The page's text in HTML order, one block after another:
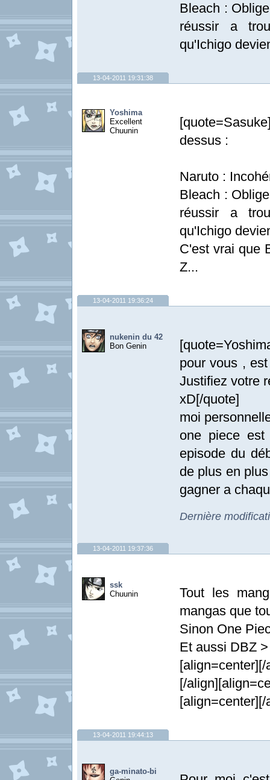
Bleach :
réussir a
qu'Ichigo
13-04-2011 19:31:38
Yoshima
Excellent
Chuunin
dessus :
Naruto :
Bleach :
réussir a
qu'Ichigo
C'est vrai que
Z...
13-04-2011 19:36:24
nukenin du 42
Bon Genin
pour vous ,
Justifiez votre
xD[/quote]
moi
one piece
episode du
de plus en
gagner a
Dernière
13-04-2011 19:37:36
ssk
Chuunin
Tout les
mangas que
Sinon One
Et aussi DBZ
[/
[align=center][/
13-04-2011 19:44:13
ga-minato-bi